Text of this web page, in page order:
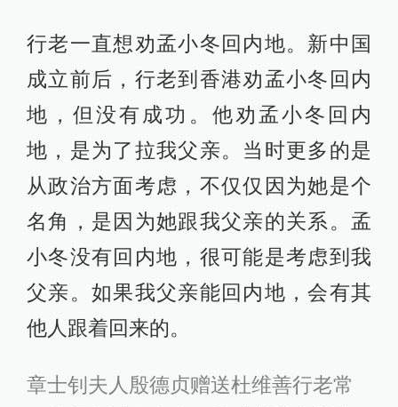
行老一直想劝孟小冬回内地。新中国
成立前后，行老到香港劝孟小冬回内
地，但没有成功。他劝孟小冬回内
地，是为了拉我父亲。当时更多的是
从政治方面考虑，不仅仅因为她是个
名角，是因为她跟我父亲的关系。孟
小冬没有回内地，很可能是考虑到我
父亲。如果我父亲能回内地，会有其
他人跟着回来的。
章士钊夫人殷德贞赠送杜维善行老常